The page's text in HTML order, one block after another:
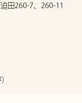
田260-7、260-11